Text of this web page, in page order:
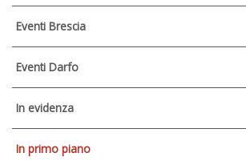
Eventi Brescia
Eventi Darfo
In evidenza
In primo piano